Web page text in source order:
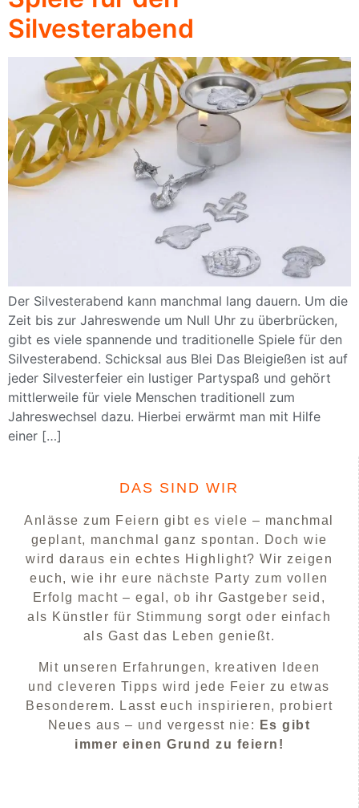
Silvesterabend
Der Silvesterabend kann manchmal lang dauern. Um die
Zeit bis zur Jahreswende um Null Uhr zu überbrücken,
gibt es viele spannende und traditionelle Spiele für den
Silvesterabend. Schicksal aus Blei Das Bleigießen ist auf
jeder Silvesterfeier ein lustiger Partyspaß und gehört
mittlerweile für viele Menschen traditionell zum
Jahreswechsel dazu. Hierbei erwärmt man mit Hilfe
einer […]
DAS SIND WIR
Anlässe zum Feiern gibt es viele – manchmal
geplant, manchmal ganz spontan. Doch wie
wird daraus ein echtes Highlight? Wir zeigen
euch, wie ihr eure nächste Party zum vollen
Erfolg macht – egal, ob ihr Gastgeber seid,
als Künstler für Stimmung sorgt oder einfach
als Gast das Leben genießt.
Mit unseren Erfahrungen, kreativen Ideen
und cleveren Tipps wird jede Feier zu etwas
Besonderem. Lasst euch inspirieren, probiert
Neues aus – und vergesst nie:
Es gibt
immer einen Grund zu feiern!